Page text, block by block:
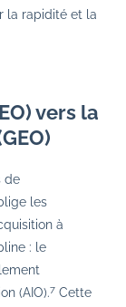
la rapidité et la
vers la
de
les
à
: le
(AIO).7Cette